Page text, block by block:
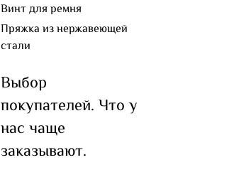
Винт для ремня
Пряжка из нержавеющей
стали
Выбор
покупателей. Что у
нас чаще
заказывают.